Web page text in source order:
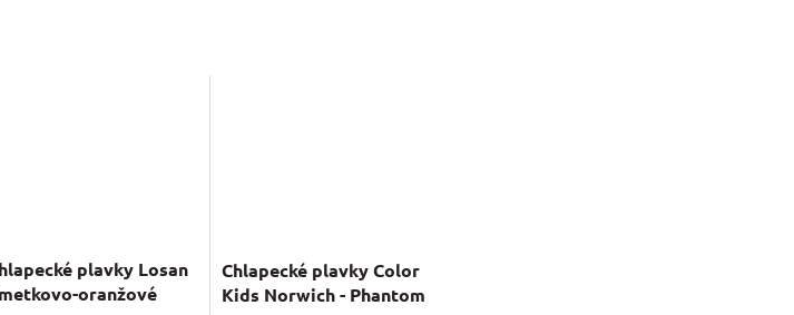
plavky Losan
oranžové
Chlapecké plavky Color
Kids Norwich - Phantom